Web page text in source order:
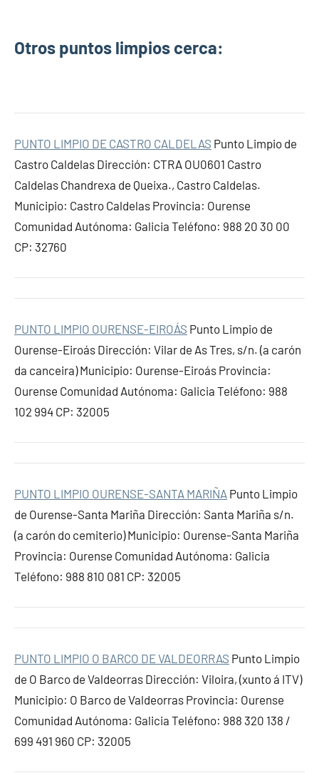
Otros puntos limpios cerca:
PUNTO LIMPIO DE CASTRO CALDELAS Punto Limpio de
Castro Caldelas Dirección: CTRA OU0601 Castro
Caldelas Chandrexa de Queixa., Castro Caldelas.
Municipio: Castro Caldelas Provincia: Ourense
Comunidad Autónoma: Galicia Teléfono: 988 20 30 00
CP: 32760
PUNTO LIMPIO OURENSE-EIROÁS Punto Limpio de
Ourense-Eiroás Dirección: Vilar de As Tres, s/n. (a carón
da canceira) Municipio: Ourense-Eiroás Provincia:
Ourense Comunidad Autónoma: Galicia Teléfono: 988
102 994 CP: 32005
PUNTO LIMPIO OURENSE-SANTA MARIÑA Punto Limpio
de Ourense-Santa Mariña Dirección: Santa Mariña s/n.
(a carón do cemiterio) Municipio: Ourense-Santa Mariña
Provincia: Ourense Comunidad Autónoma: Galicia
Teléfono: 988 810 081 CP: 32005
PUNTO LIMPIO O BARCO DE VALDEORRAS Punto Limpio
de O Barco de Valdeorras Dirección: Viloira, (xunto á ITV)
Municipio: O Barco de Valdeorras Provincia: Ourense
Comunidad Autónoma: Galicia Teléfono: 988 320 138 /
699 491 960 CP: 32005